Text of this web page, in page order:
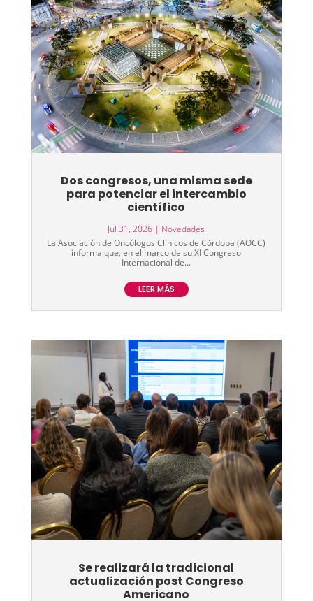
Dos congresos, una misma sede
para potenciar el intercambio
científico
Jul 31, 2026 | Novedades
La Asociación de Oncólogos Clínicos de Córdoba (AOCC)
informa que, en el marco de su XI Congreso
Internacional de...
LEER MÁS
Se realizará la tradicional
actualización post Congreso
Americano